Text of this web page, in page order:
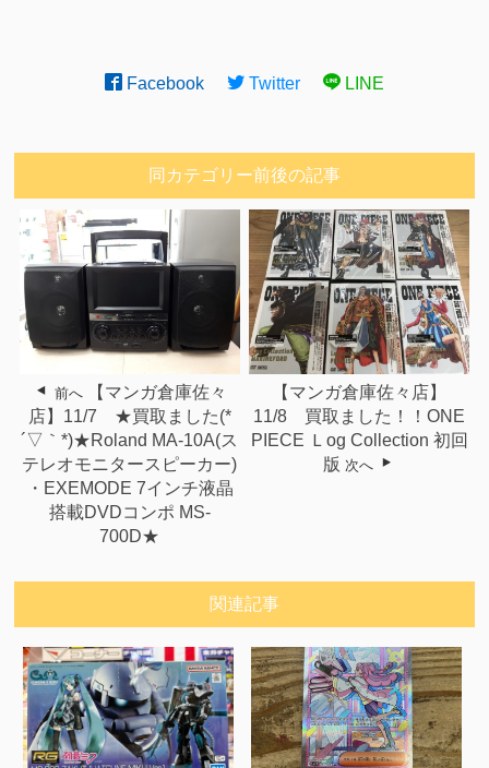
Facebook Twitter LINE
同カテゴリー前後の記事
前へ
【マンガ倉庫佐々
店】11/7 ★買取ました(*
´▽｀*)★Roland MA-10A(ス
テレオモニタースピーカー)
・EXEMODE 7インチ液晶
搭載DVDコンポ MS-
700D★
【マンガ倉庫佐々店】
11/8 買取ました！！ONE
PIECE Ｌog Collection 初回
版 次へ
関連記事